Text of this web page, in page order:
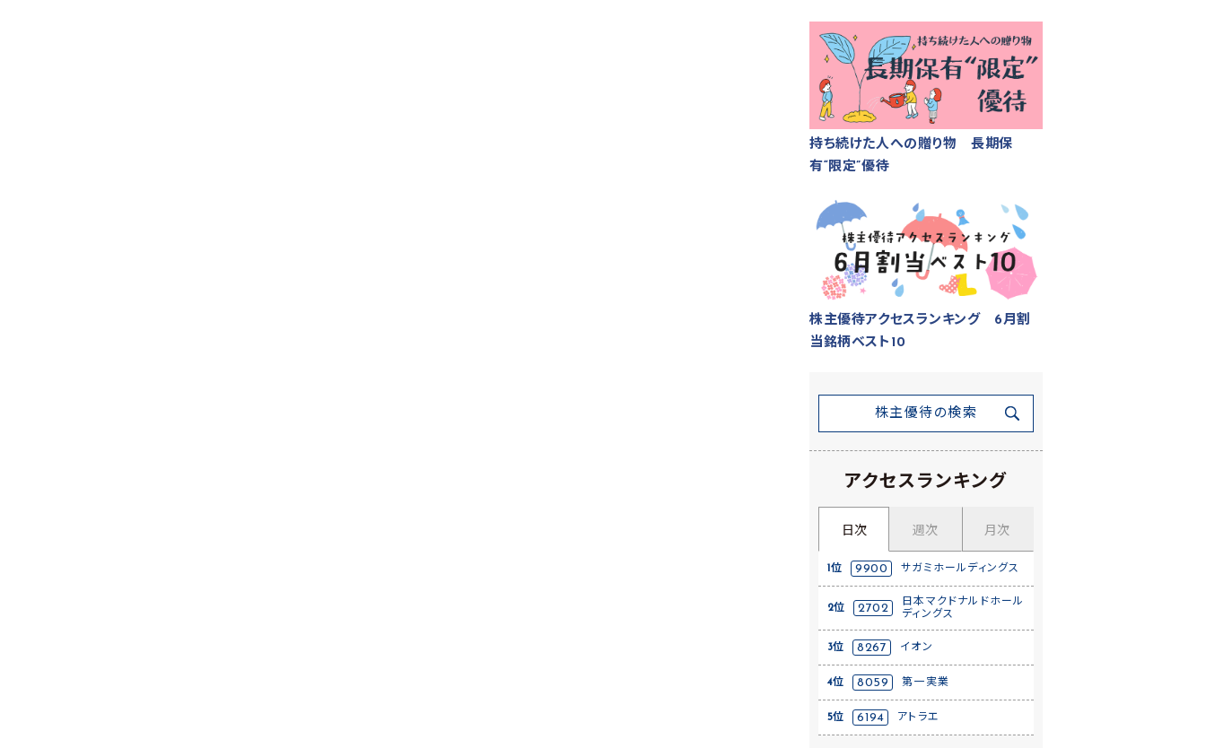
持ち続けた人への贈り物 長期保
有“限定”優待
株主優待アクセスランキング 6月割
当銘柄ベスト10
株主優待の検索
アクセスランキング
日次 週次 月次
1位 9900 サガミホールディングス
2位 2702
日本マクドナルドホール
ディングス
3位 8267 イオン
4位 8059 第一実業
5位 6194 アトラエ